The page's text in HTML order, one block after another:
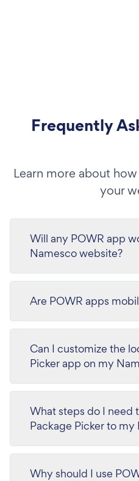
Frequently
Learn more about
your
Will any POWR app
Namesco website?
Are POWR apps
Can I customize the
Picker app on my
What steps do I need
Package Picker to my
Why should I use